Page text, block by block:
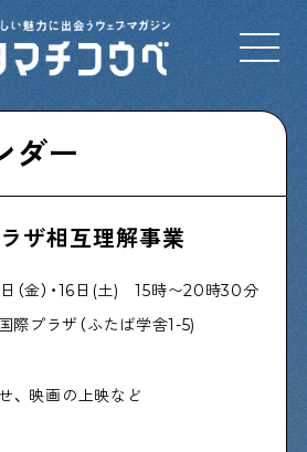
NUDIE
飲み歩き日記です
ダー
ザ相互理解事業
（金）・16日(土) 15時〜20時30分
際プラザ（ふたば学舎1-5)
、 映画の上映など